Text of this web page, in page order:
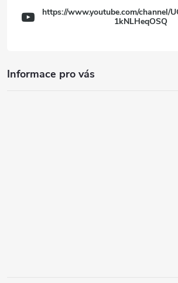
Informace pro vás
https://www.youtube.com/channel/
1kNLHeqOSQ